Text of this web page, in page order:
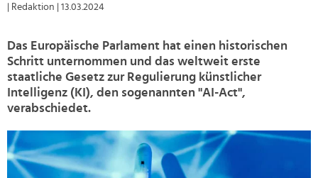
| Redaktion
| 13.03.2024
Das Europäische Parlament hat einen historischen
Schritt unternommen und das weltweit erste
staatliche Gesetz zur Regulierung künstlicher
Intelligenz (KI), den sogenannten "AI-Act",
verabschiedet.
>